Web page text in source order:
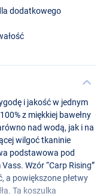
dodatkowego
i jakość w jednym
z miękkiej bawełny
nad wodą, jak i na
wilgoć tkaninie
podstawowa pod
Wzór “Carp Rising”
a powiększone płetwy
Ta koszulka